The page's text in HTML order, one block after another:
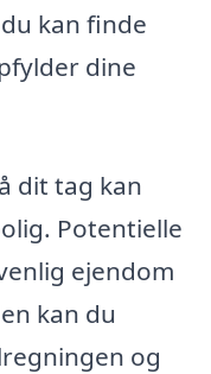
kan finde
dine
dit tag kan
Potentielle
ejendom
kan du
og